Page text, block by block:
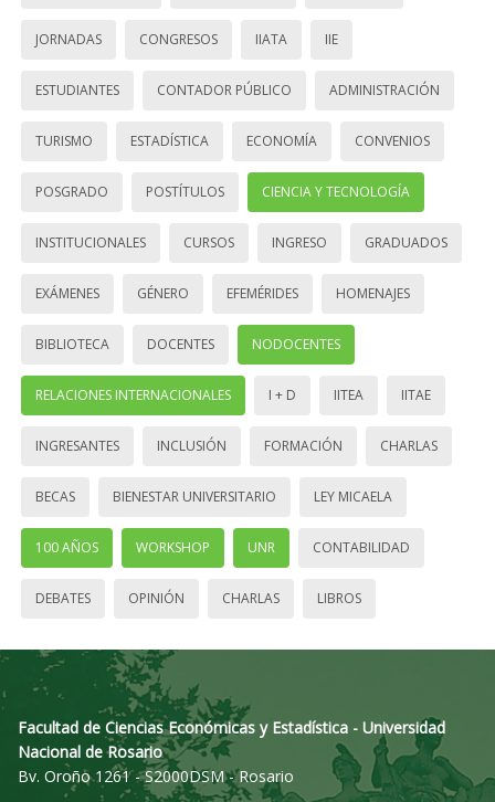
JORNADAS CONGRESOS IIATA IIE
ESTUDIANTES CONTADOR PÚBLICO ADMINISTRACIÓN
TURISMO ESTADÍSTICA ECONOMÍA CONVENIOS
POSGRADO POSTÍTULOS CIENCIA Y TECNOLOGÍA
INSTITUCIONALES CURSOS INGRESO GRADUADOS
EXÁMENES GÉNERO EFEMÉRIDES HOMENAJES
BIBLIOTECA DOCENTES NODOCENTES
RELACIONES INTERNACIONALES I + D IITEA IITAE
INGRESANTES INCLUSIÓN FORMACIÓN CHARLAS
BECAS BIENESTAR UNIVERSITARIO LEY MICAELA
100 AÑOS WORKSHOP UNR CONTABILIDAD
DEBATES OPINIÓN CHARLAS LIBROS
Facultad de Ciencias Económicas y Estadística - Universidad
Nacional de Rosario
Bv. Oroño 1261 - S2000DSM - Rosario